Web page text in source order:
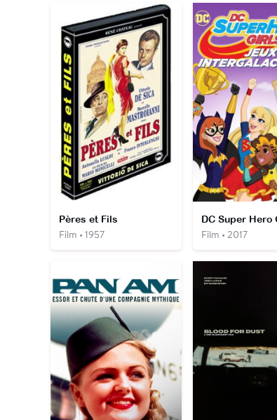
Pères et Fils
Film • 1957 Film • 2017